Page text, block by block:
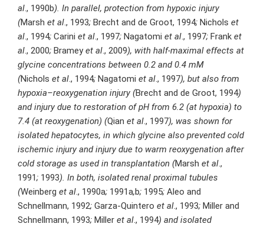
al., 1990b). In parallel, protection from hypoxic injury
(Marsh et al., 1993; Brecht and de Groot, 1994; Nichols et
al., 1994; Carini et al., 1997; Nagatomi et al., 1997; Frank et
al., 2000; Brameyet al., 2009), with half-maximal effects at
glycine concentrations between 0.2 and 0.4 mM
(Nichols et al., 1994; Nagatomi et al., 1997), but also from
hypoxia–reoxygenation injury (Brecht and de Groot, 1994)
and injury due to restoration of pH from 6.2 (at hypoxia) to
7.4 (at reoxygenation) (Qian et al., 1997), was shown for
isolated hepatocytes, in which glycine also prevented cold
ischemic injury and injury due to warm reoxygenation after
cold storage as used in transplantation (Marsh et al.,
1991; 1993). In both, isolated renal proximal tubules
(Weinberg et al., 1990a; 1991a,b; 1995; Aleo and
Schnellmann, 1992; Garza-Quintero et al., 1993; Miller and
Schnellmann, 1993; Miller et al., 1994) and isolated